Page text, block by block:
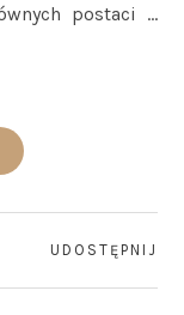
postaci …
UDOSTĘPNIJ